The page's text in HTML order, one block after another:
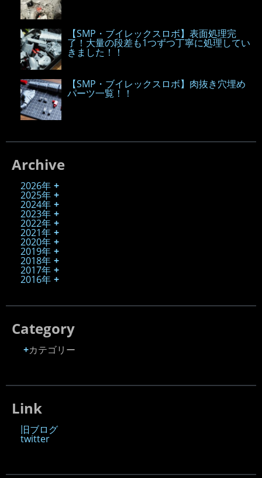
【SMP・ブイレックスロボ】表面処理完
了！大量の段差も1つずつ丁寧に処理してい
きました！！
【SMP・ブイレックスロボ】肉抜き穴埋め
パーツ一覧！！
Archive
2026年
2025年
2024年
2023年
2022年
2021年
2020年
2019年
2018年
2017年
2016年
Category
カテゴリー
Link
旧ブログ
twitter